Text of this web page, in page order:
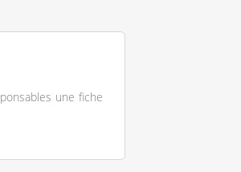
une fiche